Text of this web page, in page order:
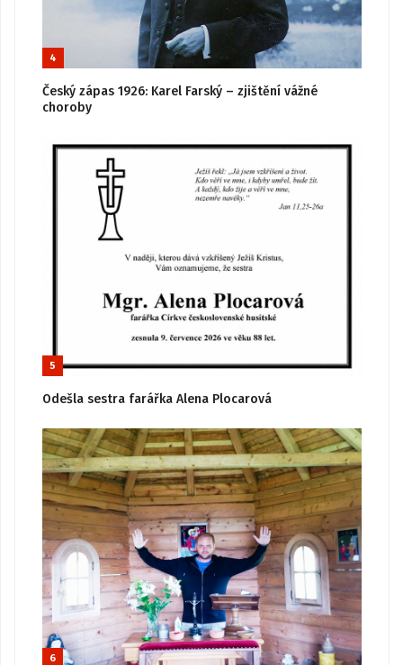
4
Český zápas 1926: Karel Farský – zjištění vážné
choroby
5
Odešla sestra farářka Alena Plocarová
6